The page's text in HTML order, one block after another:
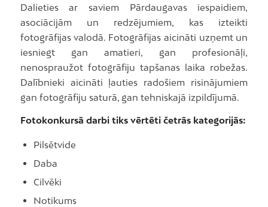
Dalieties ar saviem Pārdaugavas iespaidiem,
asociācijām un redzējumiem, kas izteikti
fotogrāfijas valodā. Fotogrāfijas aicināti uzņemt un
iesniegt gan amatieri, gan profesionāļi,
nenospraužot fotogrāfiju tapšanas laika robežas.
Dalībnieki aicināti ļauties radošiem risinājumiem
gan fotogrāfiju saturā, gan tehniskajā izpildījumā.
Fotokonkursā darbi tiks vērtēti četrās kategorijās:
Pilsētvide
Daba
Cilvēki
Notikums